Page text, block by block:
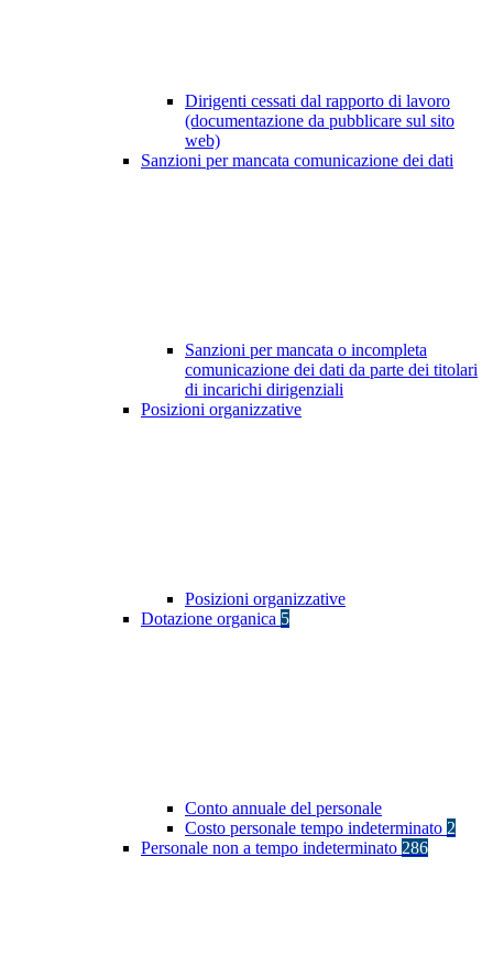
Dirigenti cessati dal rapporto di lavoro
(documentazione da pubblicare sul sito
web)
Sanzioni per mancata comunicazione dei dati
Sanzioni per mancata o incompleta
comunicazione dei dati da parte dei titolari
di incarichi dirigenziali
Posizioni organizzative
Posizioni organizzative
Dotazione organica 5
Conto annuale del personale
Costo personale tempo indeterminato 2
Personale non a tempo indeterminato 286